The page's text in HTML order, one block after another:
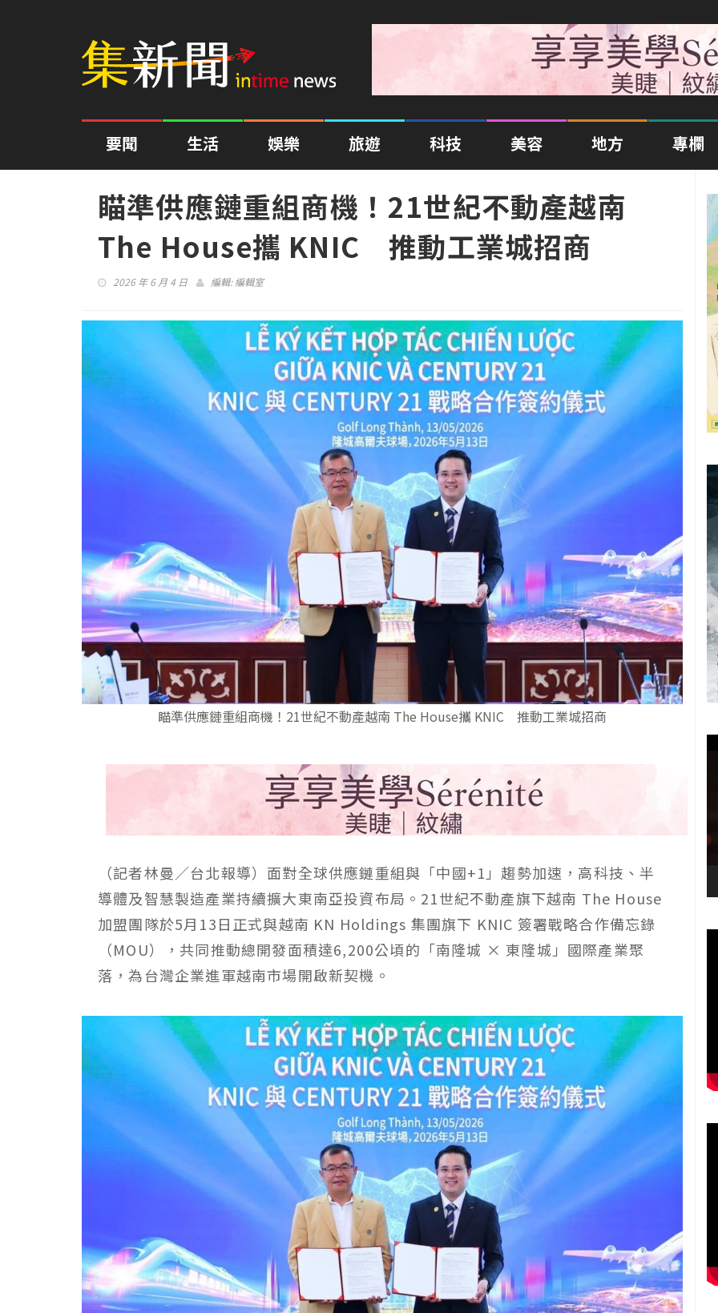
要聞 生活 娛樂 旅遊 科技 美容 地方 專欄
瞄準供應鏈重組商機！21世紀不動產越南
The House攜 KNIC 推動工業城招商
2026 年 6 月 4 日 編輯:編輯室
瞄準供應鏈重組商機！21世紀不動產越南 The House攜 KNIC 推動工業城招商
（記者林曼／台北報導）面對全球供應鏈重組與「中國+1」趨勢加速，高科技、半
導體及智慧製造產業持續擴大東南亞投資布局。21世紀不動產旗下越南 The House
加盟團隊於5月13日正式與越南 KN Holdings 集團旗下 KNIC 簽署戰略合作備忘錄
（MOU），共同推動總開發面積達6,200公頃的「南隆城 × 東隆城」國際產業聚
落，為台灣企業進軍越南市場開啟新契機。